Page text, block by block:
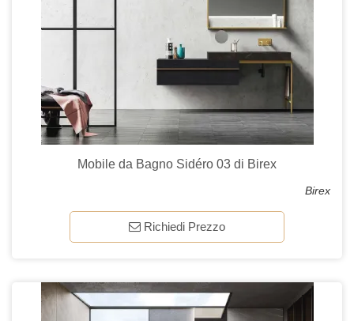
Mobile da Bagno Sidéro 03 di Birex
Birex
Richiedi Prezzo